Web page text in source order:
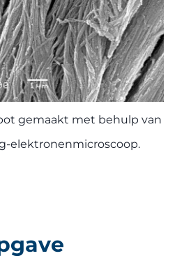
gemaakt met behulp van
elektronenmicroscoop.